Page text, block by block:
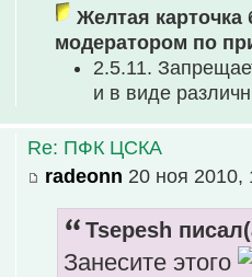
Желтая карточка
модератором по
2.5.11.
и в виде
Re: ПФК ЦСКА
radeonn 20 ноя 2010,
Tsepesh
Занесите этого